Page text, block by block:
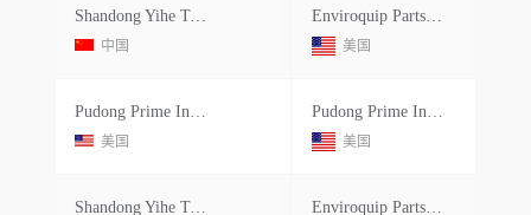
Shandong Yihe Topco Machinery Manuf
中国
Enviroquip Parts Llc
美国
Pudong Prime Int'l Logistics,inc.
美国
Pudong Prime Int'l Logistics,inc.
美国
Shandong Yihe Topco Machinery Manuf Enviroquip Parts,llc